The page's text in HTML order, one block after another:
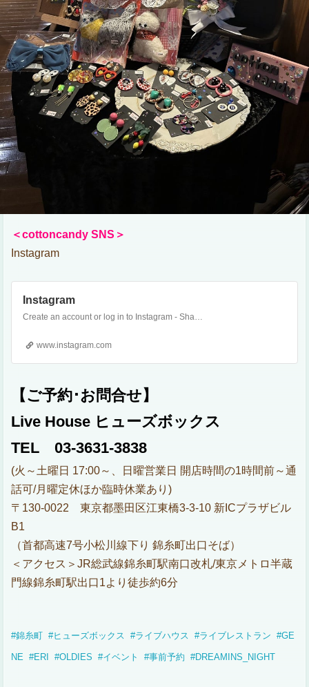
＜cottoncandy SNS＞
Instagram
Instagram
Create an account or log in to Instagram - Share what you're into with the people who get you.
www.instagram.com
【ご予約･お問合せ】
Live House ヒューズボックス
TEL 03-3631-3838
(火～土曜日 17:00～、日曜営業日 開店時間の1時間前～通
話可/月曜定休ほか臨時休業あり)
〒130-0022 東京都墨田区江東橋3-3-10 新ICプラザビル
B1
（首都高速7号小松川線下り 錦糸町出口そば）
＜アクセス＞JR総武線錦糸町駅南口改札/東京メトロ半蔵
門線錦糸町駅出口1より徒歩約6分
#錦糸町 #ヒューズボックス #ライブハウス #ライブレストラン #GE
NE #ERI #OLDIES #イベント #事前予約 #DREAMINS_NIGHT